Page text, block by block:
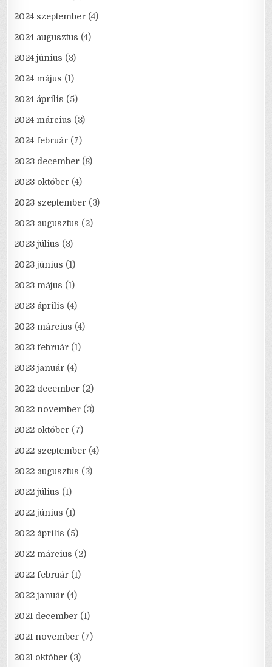
2024 szeptember (4)
2024 augusztus (4)
2024 június (3)
2024 május (1)
2024 április (5)
2024 március (3)
2024 február (7)
2023 december (8)
2023 október (4)
2023 szeptember (3)
2023 augusztus (2)
2023 július (3)
2023 június (1)
2023 május (1)
2023 április (4)
2023 március (4)
2023 február (1)
2023 január (4)
2022 december (2)
2022 november (3)
2022 október (7)
2022 szeptember (4)
2022 augusztus (3)
2022 július (1)
2022 június (1)
2022 április (5)
2022 március (2)
2022 február (1)
2022 január (4)
2021 december (1)
2021 november (7)
2021 október (3)